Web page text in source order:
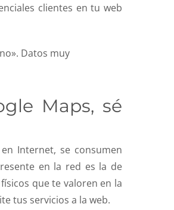
clientes en tu web
Datos muy
Maps, sé
Internet, se consumen
en la red es la de
que te valoren en la
tus servicios a la web.